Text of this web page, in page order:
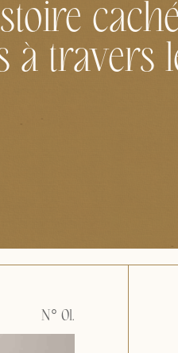
à travers
N° 01.